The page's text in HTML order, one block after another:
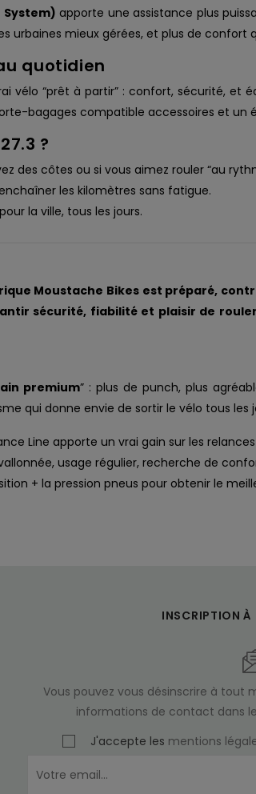
System) apporte une assistance plus
urbaines mieux gérées, et plus de
quotidien
vélo “prêt à partir” : confort, sécurité, et
bagages compatible accessoires et un
?
des côtes ou si vous aimez rouler “au
les kilomètres sans fatigue.
la ville, tous les jours.
Moustache Bikes est préparé,
sécurité, fiabilité et plaisir de
premium” : plus de punch, plus
qui donne envie de sortir le vélo tous les
Line apporte un vrai gain sur les
usage régulier, recherche de
+ la pression pneus pour obtenir le
INSCRIPTION À
Vous pouvez vous désinscrire à tout
informations de contact dans
J'accepte les mentions